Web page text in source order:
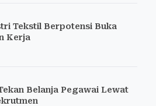
Tekstil Berpotensi Buka
Kerja
Belanja Pegawai Lewat